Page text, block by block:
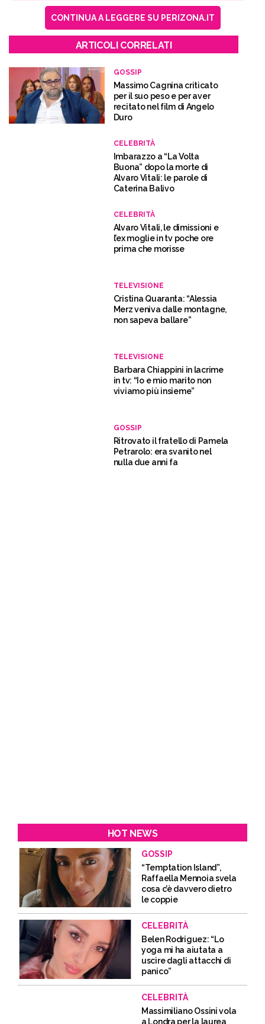
CONTINUA A LEGGERE SU PERIZONA.IT
ARTICOLI CORRELATI
GOSSIP
Massimo Cagnina criticato
per il suo peso e per aver
recitato nel film di Angelo
Duro
CELEBRITÀ
Imbarazzo a “La Volta
Buona” dopo la morte di
Alvaro Vitali: le parole di
Caterina Balivo
CELEBRITÀ
Alvaro Vitali, le dimissioni e
l’ex moglie in tv poche ore
prima che morisse
TELEVISIONE
Cristina Quaranta: “Alessia
Merz veniva dalle montagne,
non sapeva ballare”
TELEVISIONE
Barbara Chiappini in lacrime
in tv: “Io e mio marito non
viviamo più insieme”
GOSSIP
Ritrovato il fratello di Pamela
Petrarolo: era svanito nel
nulla due anni fa
HOT NEWS
GOSSIP
“Temptation Island”,
Raffaella Mennoia svela
cosa c’è davvero dietro
le coppie
CELEBRITÀ
Belen Rodriguez: “Lo
yoga mi ha aiutata a
uscire dagli attacchi di
panico”
CELEBRITÀ
Massimiliano Ossini vola
a Londra per la laurea